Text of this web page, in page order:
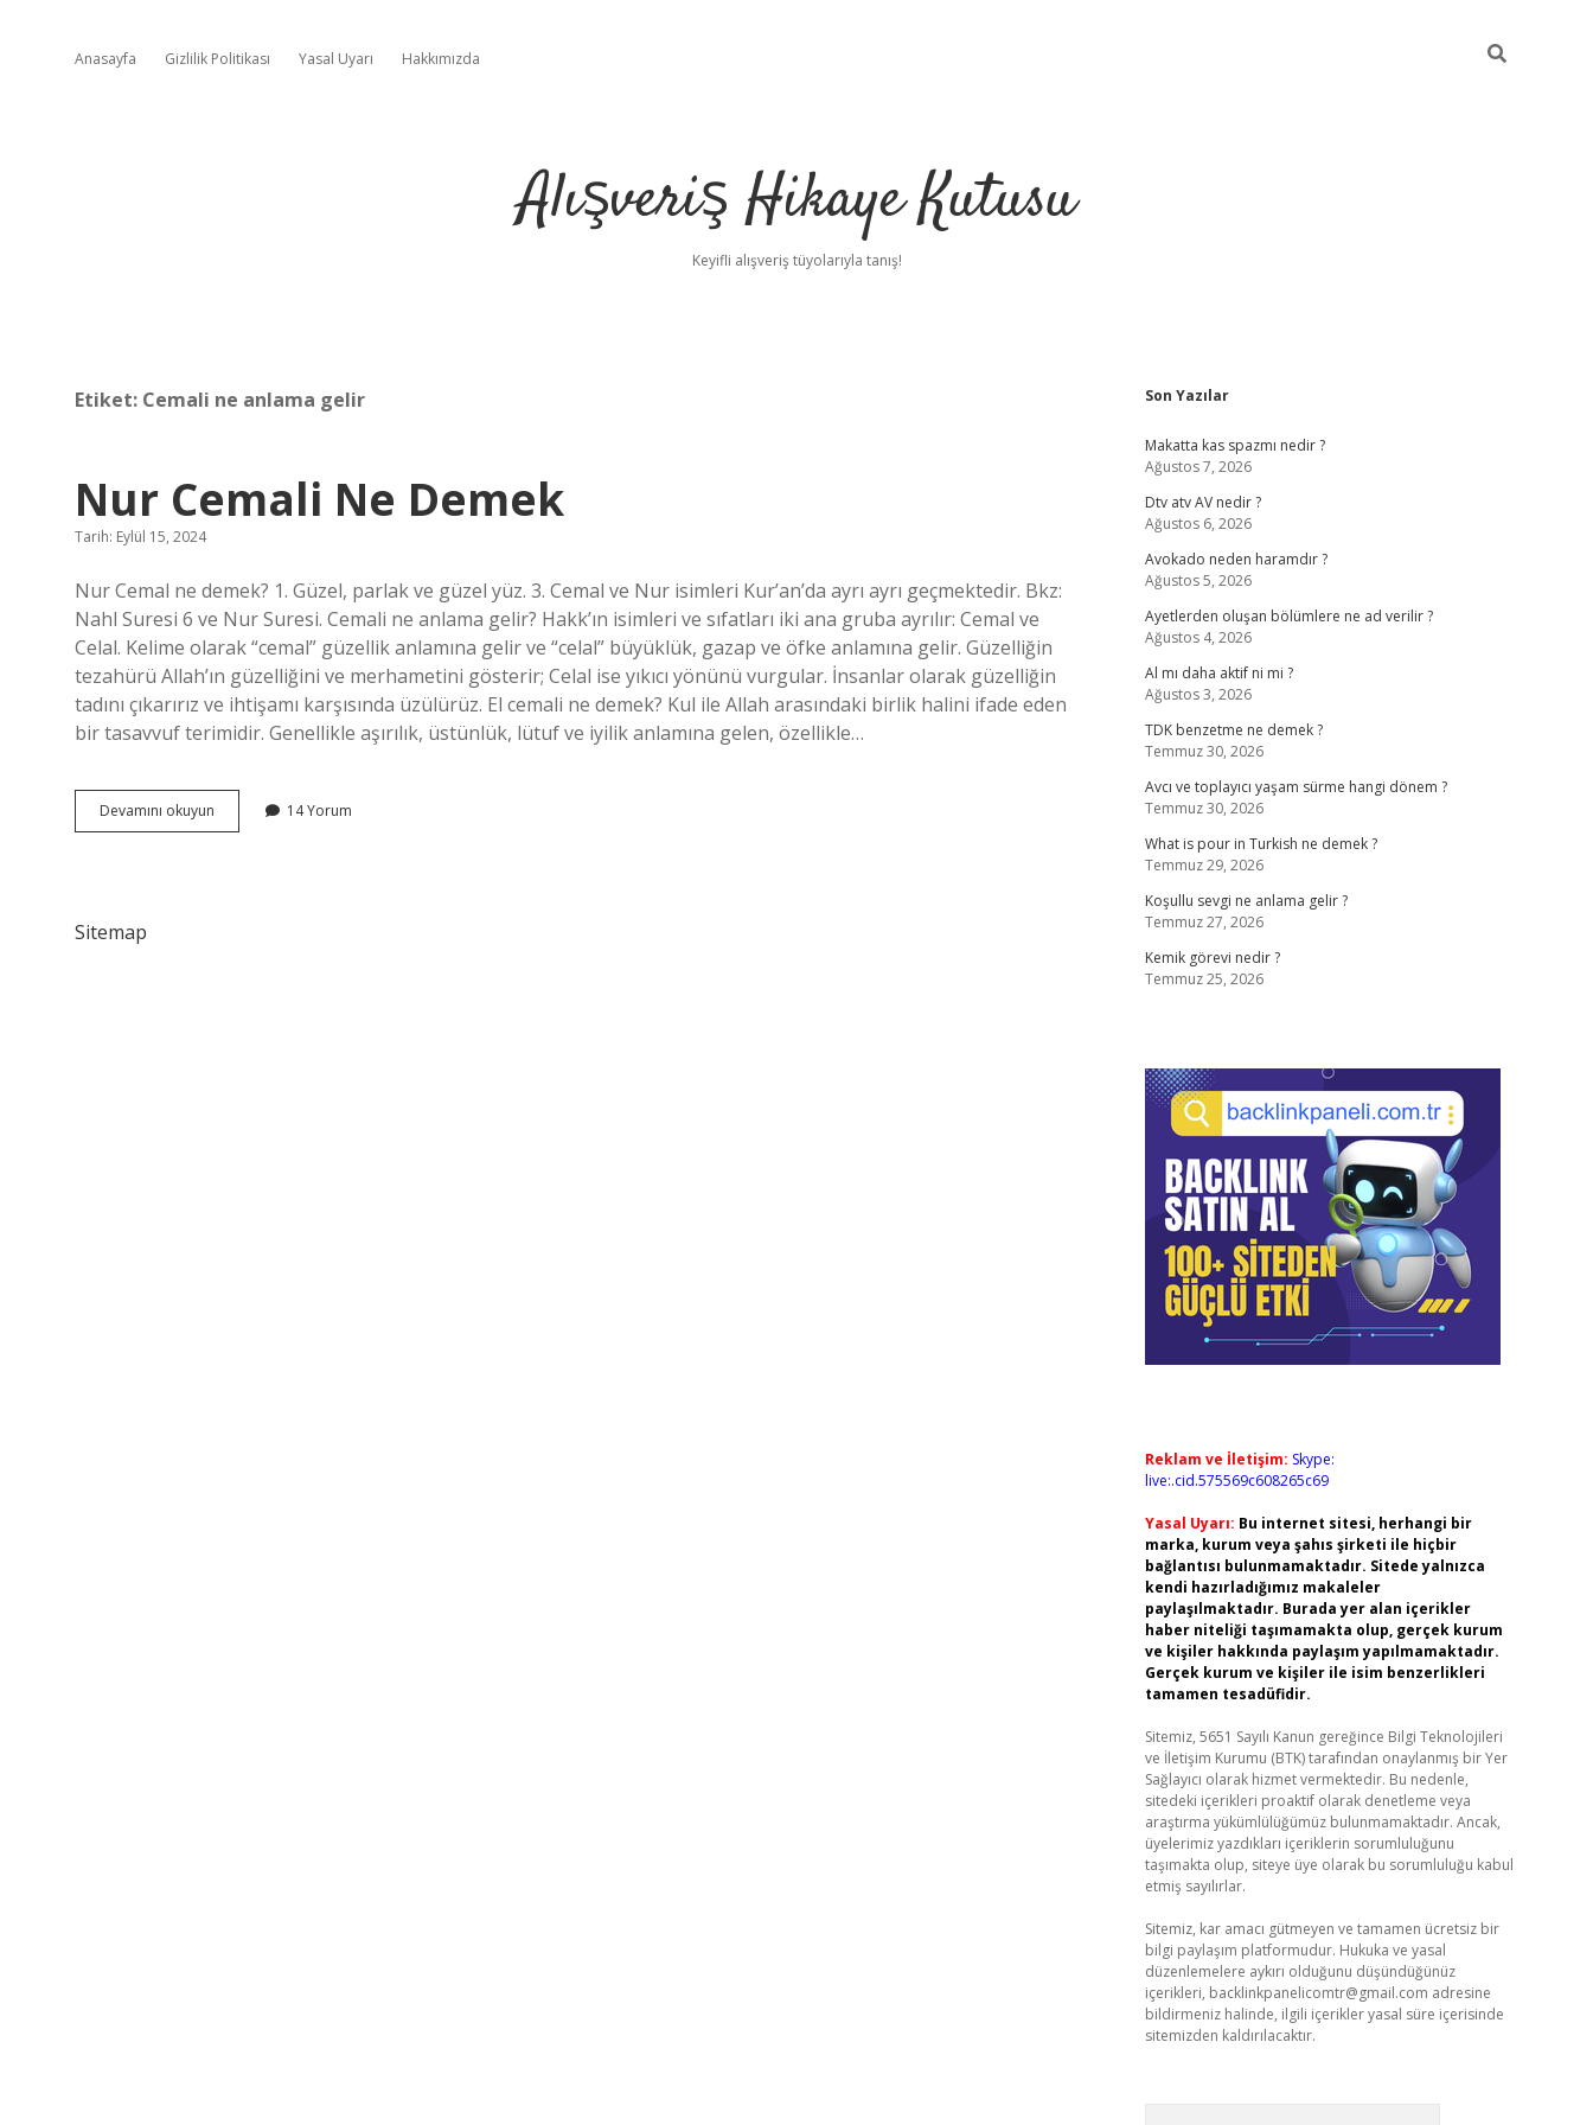
Anasayfa Gizlilik Politikası Yasal Uyarı Hakkımızda
Alışveriş Hikaye Kutusu
Keyifli alışveriş tüyolarıyla tanış!
Etiket: Cemali ne anlama gelir
Nur Cemali Ne Demek
Tarih: Eylül 15, 2024
Nur Cemal ne demek? 1. Güzel, parlak ve güzel yüz. 3. Cemal ve Nur isimleri Kur’an’da ayrı ayrı geçmektedir. Bkz:
Nahl Suresi 6 ve Nur Suresi. Cemali ne anlama gelir? Hakk’ın isimleri ve sıfatları iki ana gruba ayrılır: Cemal ve
Celal. Kelime olarak “cemal” güzellik anlamına gelir ve “celal” büyüklük, gazap ve öfke anlamına gelir. Güzelliğin
tezahürü Allah’ın güzelliğini ve merhametini gösterir; Celal ise yıkıcı yönünü vurgular. İnsanlar olarak güzelliğin
tadını çıkarırız ve ihtişamı karşısında üzülürüz. El cemali ne demek? Kul ile Allah arasındaki birlik halini ifade eden
bir tasavvuf terimidir. Genellikle aşırılık, üstünlük, lütuf ve iyilik anlamına gelen, özellikle…
Devamını okuyun
Cemali
14 Yorum
Sitemap
Sidebar
Son Yazılar
Makatta kas spazmı nedir ?
Ağustos 7, 2026
Dtv atv AV nedir ?
Ağustos 6, 2026
Avokado neden haramdır ?
Ağustos 5, 2026
Ayetlerden oluşan bölümlere ne ad verilir ?
Ağustos 4, 2026
Al mı daha aktif ni mi ?
Ağustos 3, 2026
TDK benzetme ne demek ?
Temmuz 30, 2026
Avcı ve toplayıcı yaşam sürme hangi dönem ?
Temmuz 30, 2026
What is pour in Turkish ne demek ?
Temmuz 29, 2026
Koşullu sevgi ne anlama gelir ?
Temmuz 27, 2026
Kemik görevi nedir ?
Temmuz 25, 2026
Reklam ve İletişim: Skype:
live:.cid.575569c608265c69
Yasal Uyarı: Bu internet sitesi, herhangi bir
marka, kurum veya şahıs şirketi ile hiçbir
bağlantısı bulunmamaktadır. Sitede yalnızca
kendi hazırladığımız makaleler
paylaşılmaktadır. Burada yer alan içerikler
haber niteliği taşımamakta olup, gerçek kurum
ve kişiler hakkında paylaşım yapılmamaktadır.
Gerçek kurum ve kişiler ile isim benzerlikleri
tamamen tesadüfidir.
Sitemiz, 5651 Sayılı Kanun gereğince Bilgi Teknolojileri
ve İletişim Kurumu (BTK) tarafından onaylanmış bir Yer
Sağlayıcı olarak hizmet vermektedir. Bu nedenle,
sitedeki içerikleri proaktif olarak denetleme veya
araştırma yükümlülüğümüz bulunmamaktadır. Ancak,
üyelerimiz yazdıkları içeriklerin sorumluluğunu
taşımakta olup, siteye üye olarak bu sorumluluğu kabul
etmiş sayılırlar.
Sitemiz, kar amacı gütmeyen ve tamamen ücretsiz bir
bilgi paylaşım platformudur. Hukuka ve yasal
düzenlemelere aykırı olduğunu düşündüğünüz
içerikleri, backlinkpanelicomtr@gmail.com adresine
bildirmeniz halinde, ilgili içerikler yasal süre içerisinde
sitemizden kaldırılacaktır.